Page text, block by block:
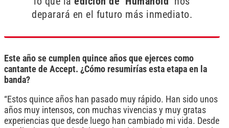
deparará en el futuro más inmediato.
Este año se cumplen quince años que ejerces como
cantante de Accept. ¿Cómo resumirías esta etapa en la
banda?
“Estos quince años han pasado muy rápido. Han sido unos
años muy intensos, con muchas vivencias y muy gratas
experiencias que desde luego han cambiado mi vida. Desde